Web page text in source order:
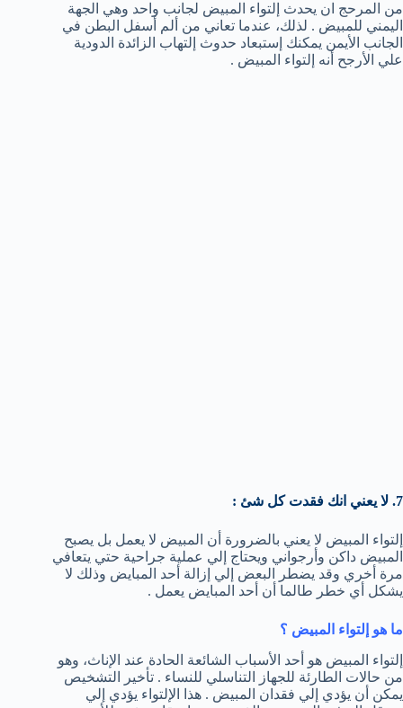
من المرحج ان يحدث إلتواء المبيض لجانب واحد وهي الجهة
اليمني للمبيض . لذلك، عندما تعاني من ألم أسفل البطن في
الجانب الأيمن يمكنك إستبعاد حدوث إلتهاب الزائدة الدودية
علي الأرجح أنه إلتواء المبيض .
7. لا يعني انك فقدت كل شئ :
إلتواء المبيض لا يعني بالضرورة أن المبيض لا يعمل بل يصبح
المبيض داكن وأرجواني ويحتاج إلي عملية جراحية حتي يتعافي
مرة أخري وقد يضطر البعض إلي إزالة أحد المبايض وذلك لا
يشكل أي خطر طالما أن أحد المبايض يعمل .
ما هو إلتواء المبيض ؟
إلتواء المبيض هو أحد الأسباب الشائعة الحادة عند الإناث، وهو
من حالات الطارئة للجهاز التناسلي للنساء . تأخير التشخيص
يمكن أن يؤدي إلي فقدان المبيض . هذا الإلتواء يؤدي إلي